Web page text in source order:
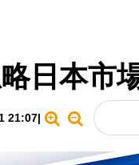
日本市
21:07|